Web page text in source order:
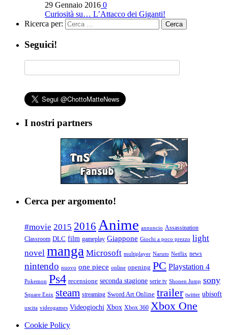
29 Gennaio 2016 0
Curiosità su… L’Attacco dei Giganti!
Ricerca per:
Seguici!
I nostri partners
Cerca per argomento!
#movie 2015 2016 Anime annuncio Assassination
Classroom DLC film gameplay Giappone Giochi a poco prezzo light
novel manga Microsoft multiplayer Naruto Netflix news
nintendo nuovo one piece online opening PC Playstation 4
Pokemon Ps4 recensione seconda stagione serie tv Shonen Jump sony
Square Enix steam streaming Sword Art Online trailer twitter ubisoft
uscita videogames Videogiochi Xbox Xbox 360 Xbox One
Cookie Policy